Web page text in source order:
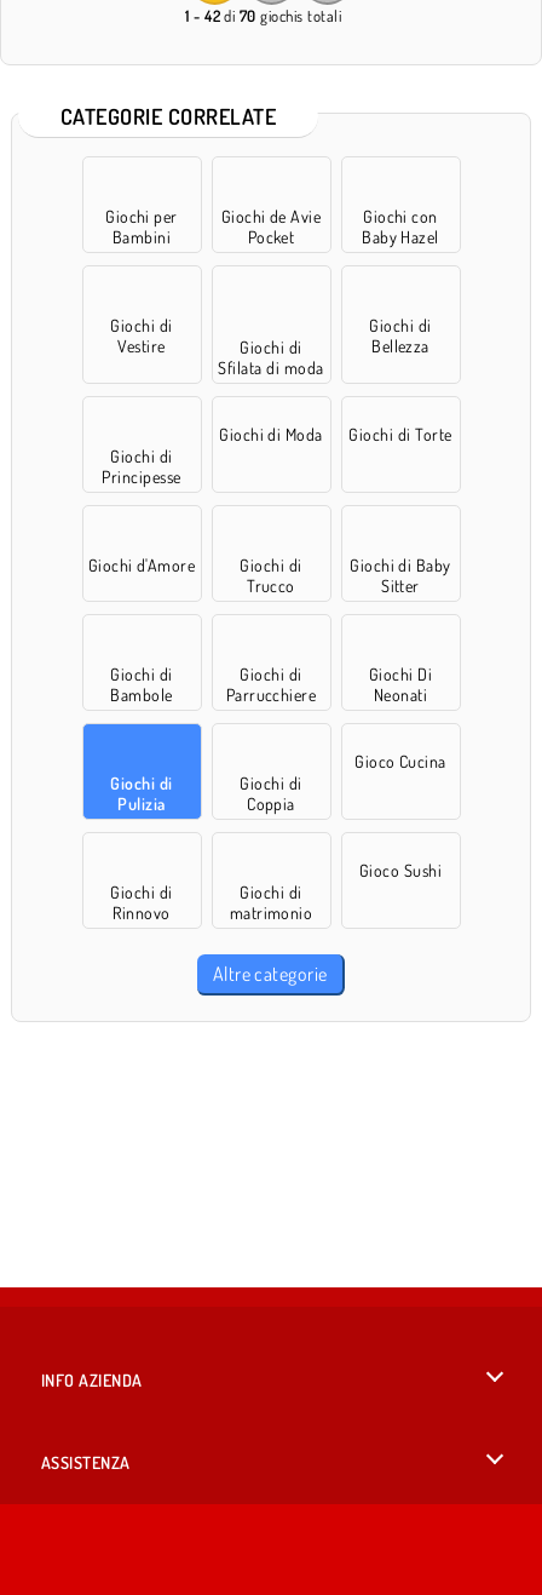
1 - 42di 70 giochis totali
CATEGORIE CORRELATE
Giochi per
Bambini
Giochi de Avie
Pocket
Giochi con
Baby Hazel
Giochi di
Vestire
Giochi di
Sfilata di moda
accessori
Giochi di
Bellezza
Giochi di
Principesse
Giochi di Moda Giochi di Torte
Giochi d'Amore
Giochi di
Trucco
Giochi di Baby
Sitter
Giochi di
Bambole
Giochi di
Parrucchiere
Giochi Di
Neonati
Giochi di
Pulizia
Giochi di
Coppia
Gioco Cucina
Giochi di
Rinnovo
Giochi di
matrimonio
Gioco Sushi
Altre categorie
INFO AZIENDA
ASSISTENZA